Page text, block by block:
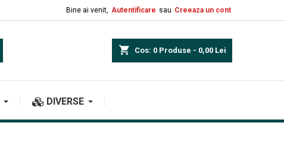
Bine ai venit, Autentificare sau Creeaza un cont
shopping_cart Cos: 0 Produse - 0,00 Lei
DIVERSE